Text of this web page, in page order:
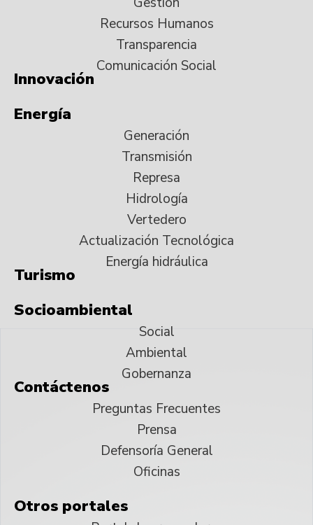
Recursos Humanos
Transparencia
Comunicación Social
Innovación
Energía
Generación
Transmisión
Represa
Hidrología
Vertedero
Actualización Tecnológica
Energía hidráulica
Turismo
Socioambiental
Social
Ambiental
Gobernanza
Contáctenos
Preguntas Frecuentes
Prensa
Defensoría General
Oficinas
Otros portales